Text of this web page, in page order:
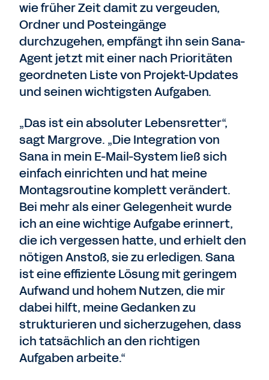
wie früher Zeit damit zu vergeuden,
Ordner und Posteingänge
durchzugehen, empfängt ihn sein Sana-
Agent jetzt mit einer nach Prioritäten
geordneten Liste von Projekt-Updates
und seinen wichtigsten Aufgaben.
„Das ist ein absoluter Lebensretter“,
sagt Margrove. „Die Integration von
Sana in mein E-Mail-System ließ sich
einfach einrichten und hat meine
Montagsroutine komplett verändert.
Bei mehr als einer Gelegenheit wurde
ich an eine wichtige Aufgabe erinnert,
die ich vergessen hatte, und erhielt den
nötigen Anstoß, sie zu erledigen. Sana
ist eine effiziente Lösung mit geringem
Aufwand und hohem Nutzen, die mir
dabei hilft, meine Gedanken zu
strukturieren und sicherzugehen, dass
ich tatsächlich an den richtigen
Aufgaben arbeite.“